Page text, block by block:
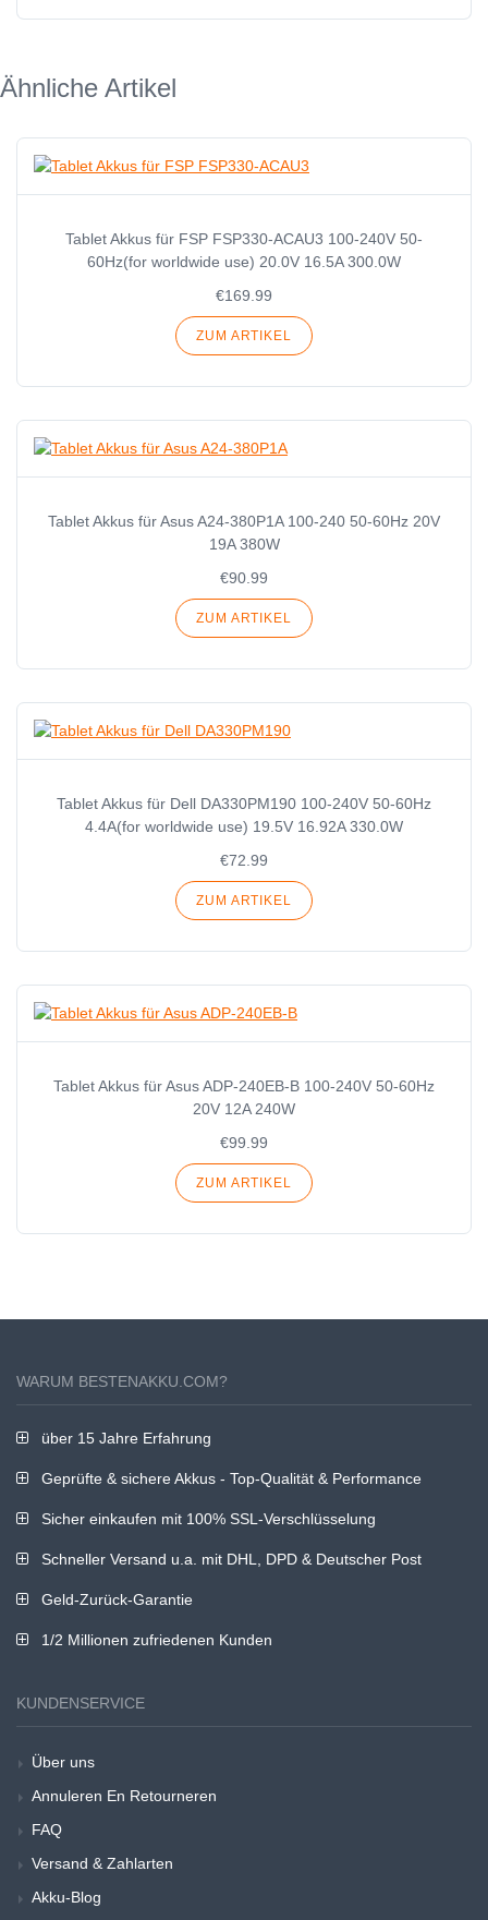
Ähnliche Artikel
Tablet Akkus für FSP FSP330-ACAU3 100-240V 50-
60Hz(for worldwide use) 20.0V 16.5A 300.0W
€169.99
ZUM ARTIKEL
Tablet Akkus für Asus A24-380P1A 100-240 50-60Hz 20V
19A 380W
€90.99
ZUM ARTIKEL
Tablet Akkus für Dell DA330PM190 100-240V 50-60Hz
4.4A(for worldwide use) 19.5V 16.92A 330.0W
€72.99
ZUM ARTIKEL
Tablet Akkus für Asus ADP-240EB-B 100-240V 50-60Hz
20V 12A 240W
€99.99
ZUM ARTIKEL
WARUM BESTENAKKU.COM?
über 15 Jahre Erfahrung
Geprüfte & sichere Akkus - Top-Qualität & Performance
Sicher einkaufen mit 100% SSL-Verschlüsselung
Schneller Versand u.a. mit DHL, DPD & Deutscher Post
Geld-Zurück-Garantie
1/2 Millionen zufriedenen Kunden
KUNDENSERVICE
Über uns
Annuleren En Retourneren
FAQ
Versand & Zahlarten
Akku-Blog